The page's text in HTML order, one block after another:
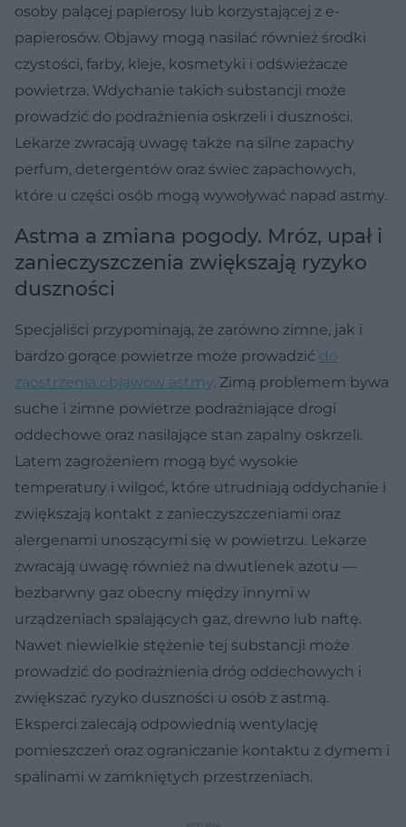
osoby palącej papierosy lub korzystającej z e-
papierosów. Objawy mogą nasilać również środki
czystości, farby, kleje, kosmetyki i odświeżacze
powietrza. Wdychanie takich substancji może
prowadzić do podrażnienia oskrzeli i duszności.
Lekarze zwracają uwagę także na silne zapachy
perfum, detergentów oraz świec zapachowych,
które u części osób mogą wywoływać napad astmy.
Astma a zmiana pogody. Mróz, upał i
zanieczyszczenia zwiększają ryzyko
duszności
Specjaliści przypominają, że zarówno zimne, jak i
bardzo gorące powietrze może prowadzić do
zaostrzenia objawów astmy. Zimą problemem bywa
suche i zimne powietrze podrażniające drogi
oddechowe oraz nasilające stan zapalny oskrzeli.
Latem zagrożeniem mogą być wysokie
temperatury i wilgoć, które utrudniają oddychanie i
zwiększają kontakt z zanieczyszczeniami oraz
alergenami unoszącymi się w powietrzu. Lekarze
zwracają uwagę również na dwutlenek azotu —
bezbarwny gaz obecny między innymi w
urządzeniach spalających gaz, drewno lub naftę.
Nawet niewielkie stężenie tej substancji może
prowadzić do podrażnienia dróg oddechowych i
zwiększać ryzyko duszności u osób z astmą.
Eksperci zalecają odpowiednią wentylację
pomieszczeń oraz ograniczanie kontaktu z dymem i
spalinami w zamkniętych przestrzeniach.